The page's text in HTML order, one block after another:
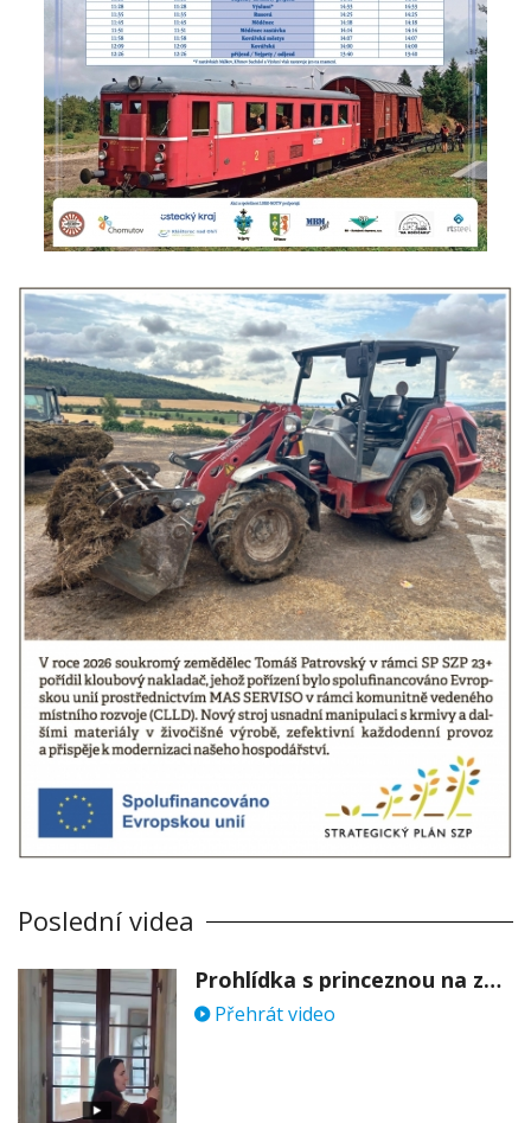
Poslední videa
Prohlídka s princeznou na zámku Stekník
Přehrát video